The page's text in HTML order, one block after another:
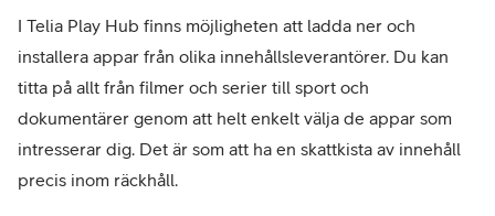
I Telia Play Hub finns möjligheten att ladda ner och
installera appar från olika innehållsleverantörer. Du kan
titta på allt från filmer och serier till sport och
dokumentärer genom att helt enkelt välja de appar som
intresserar dig. Det är som att ha en skattkista av innehåll
precis inom räckhåll.